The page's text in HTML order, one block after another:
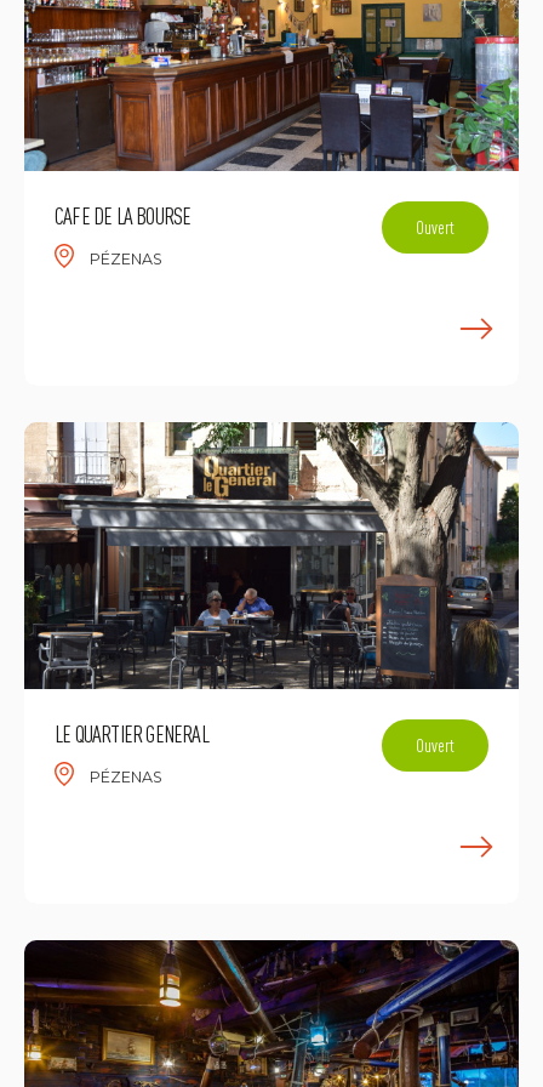
CAFE DE LA BOURSE
PÉZENAS
Ouvert
LE QUARTIER GENERAL
PÉZENAS
Ouvert